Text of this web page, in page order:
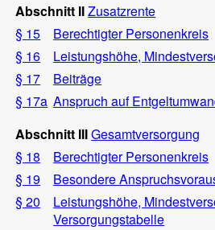
Abschnitt IIZusatzrente
§ 15
Berechtigter Personenkreis
§ 16
Leistungshöhe,
§ 17
Beiträge
§ 17a Anspruch auf
Abschnitt IIIGesamtversorgung
§ 18
Berechtigter Personenkreis
§ 19
Besondere
§ 20
Leistungshöhe,
Versorgungstabelle